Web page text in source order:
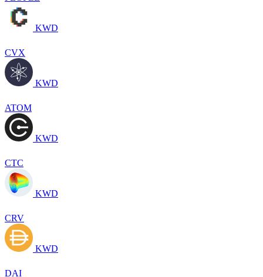
KWD
CVX
KWD
ATOM
KWD
CTC
KWD
CRV
KWD
DAI